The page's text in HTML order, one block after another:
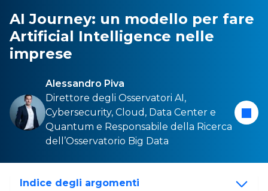
AI Journey: un modello per fare
Artificial Intelligence nelle
imprese
Alessandro Piva
Direttore degli Osservatori AI,
Cybersecurity, Cloud , Data Center e
Quantum e Responsabile della Ricerca
dell’Osservatorio Big Data
Indice degli argomenti